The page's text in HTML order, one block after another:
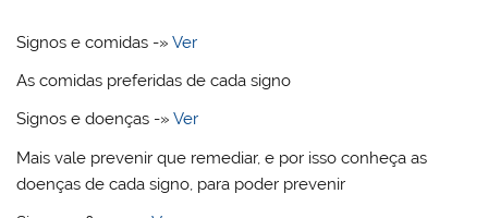
Signos e comidas -»Ver
As comidas preferidas de cada signo
Signos e doenças -»Ver
Mais vale prevenir que remediar, e por isso conheça as
doenças de cada signo, para poder prevenir